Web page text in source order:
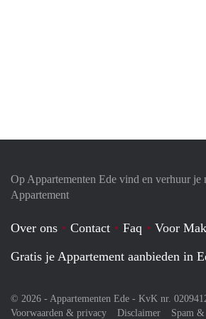
Op Appartementen Ede vind en verhuur je
Appartement
Over ons Contact Faq
Voor
Gratis je Appartement aanbieden in
© 2026 - Appartementen Ede - KvK nr.
Voorwaarden & privacy
Disclaimer Spam &